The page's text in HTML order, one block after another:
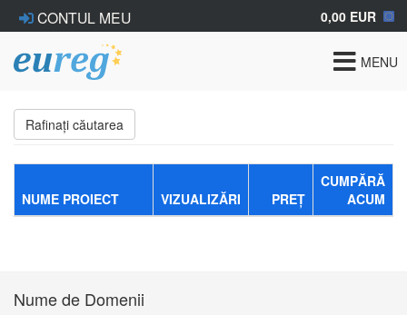
CONTUL MEU 0,00 EUR
Toggle
MENU
Rafinați căutarea
NUME PROIECT VIZUALIZĂRI PREȚ
CUMPĂRĂ
ACUM
Nume de Domenii